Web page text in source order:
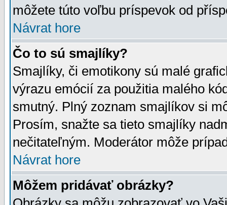
môžete túto voľbu príspevok od
Návrat hore
Čo to sú smajlíky?
Smajlíky, či emotikony sú malé
výrazu emócií za použitia malého
smutný. Plný zoznam smajlíkov si
Prosím, snažte sa tieto smajlíky
nečitateľným. Moderátor môže
Návrat hore
Môžem pridávať obrázky?